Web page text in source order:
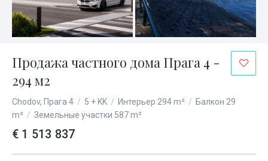
Продажа частного дома Прага 4 -
294 м2
Chodov, Прага 4 / 5 + KK / Интерьер 294 m² / Балкон 29
m² / Земельные участки 587 m²
€ 1 513 837